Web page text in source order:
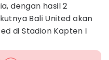
dengan hasil 2
Bali United akan
di Stadion Kapten I